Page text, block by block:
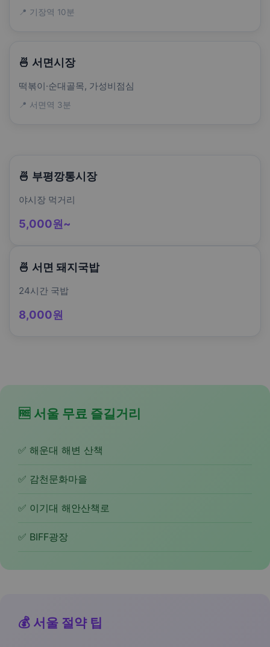
📍 기장역 10분
🍜 서면시장
떡볶이·순대골목, 가성비점심
📍 서면역 3분
🍜 부평깡통시장
야시장 먹거리
5,000원~
🍜 서면 돼지국밥
24시간 국밥
8,000원
🆓 서울 무료 즐길거리
✅ 해운대 해변 산책
✅ 감천문화마을
✅ 이기대 해안산책로
✅ BIFF광장
💰 서울 절약 팁